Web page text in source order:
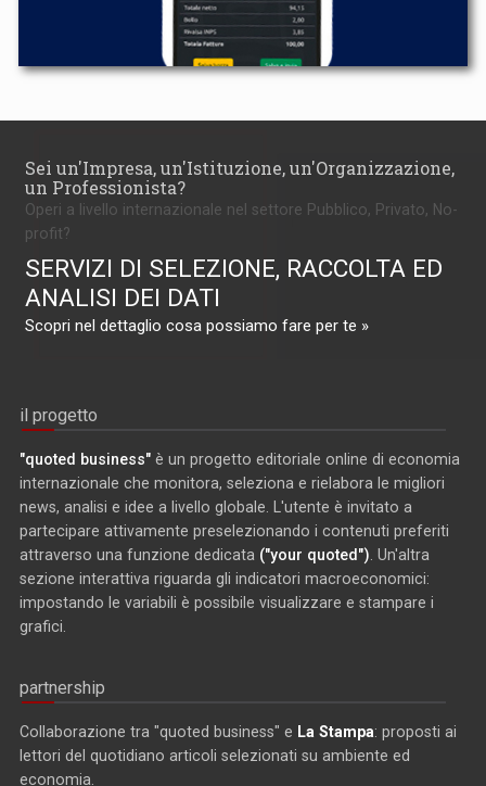
Sei un'Impresa, un'Istituzione, un'Organizzazione,
un Professionista?
Operi a livello internazionale nel settore Pubblico, Privato, No-
profit?
SERVIZI DI SELEZIONE, RACCOLTA ED
ANALISI DEI DATI
Scopri nel dettaglio cosa possiamo fare per te »
il progetto
"quoted business" è un progetto editoriale online di economia
internazionale che monitora, seleziona e rielabora le migliori
news, analisi e idee a livello globale. L'utente è invitato a
partecipare attivamente preselezionando i contenuti preferiti
attraverso una funzione dedicata ("your quoted"). Un'altra
sezione interattiva riguarda gli indicatori macroeconomici:
impostando le variabili è possibile visualizzare e stampare i
grafici.
partnership
Collaborazione tra "quoted business" e La Stampa: proposti ai
lettori del quotidiano articoli selezionati su ambiente ed
economia.